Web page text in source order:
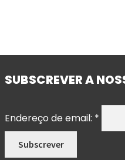
SUBSCREVER A
Endereço de email: *